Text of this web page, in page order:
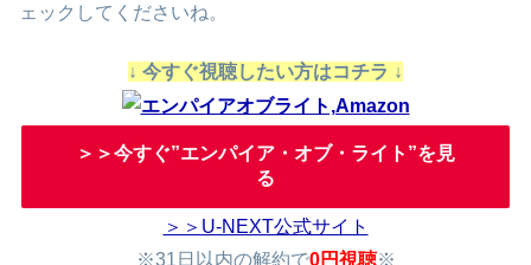
ェックしてくださいね。
↓ 今すぐ視聴したい方はコチラ ↓
＞＞今すぐ”エンパイア・オブ・ライト”を見
る
＞＞U-NEXT公式サイト
※31日以内の解約で0円視聴※